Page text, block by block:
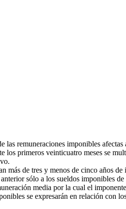
remuneraciones imponibles
los primeros veinticuatro meses se
de tres y menos de cinco años
sólo a los sueldos imponibles
media por la cual el
se expresarán en relación con